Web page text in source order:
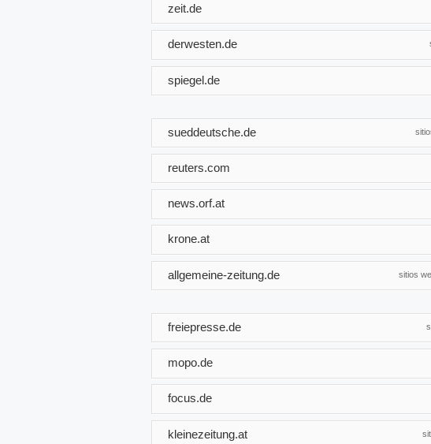
zeit.de
derwesten.de
spiegel.de
sueddeutsche.de
reuters.com
news.orf.at
krone.at
sitios
allgemeine-zeitung.de
freiepresse.de
mopo.de
focus.de
kleinezeitung.at